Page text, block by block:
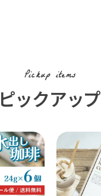
Pickup items
ピックアップ